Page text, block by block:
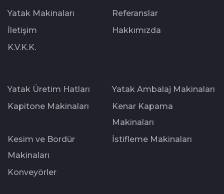
Yatak Makinaları
Referanslar
İletişim
Hakkımızda
K.V.K.K.
Yatak Üretim Hatları
Yatak Ambalaj Makinaları
Kapitone Makinaları
Kenar Kapama
Makinaları
Kesim ve Bordür
Makinaları
İstifleme Makinaları
Konveyörler